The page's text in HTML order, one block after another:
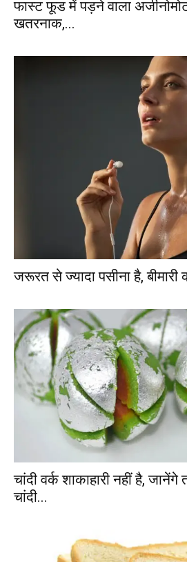
फास्ट फूड में पड़ने वाला
खतरनाक,...
जरूरत से ज्यादा पसीना है, बीमारी
चांदी वर्क शाकाहारी नहीं है,
चांदी...